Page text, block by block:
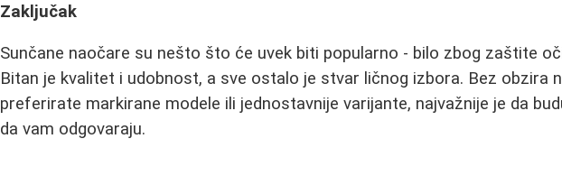
Zaključak
Sunčane naočare su nešto što će uvek biti popularno - bilo zbog zaštite
Bitan je kvalitet i udobnost, a sve ostalo je stvar ličnog izbora. Bez obzira
preferirate markirane modele ili jednostavnije varijante, najvažnije je da
da vam odgovaraju.